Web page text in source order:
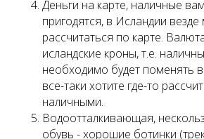
Деньги на карте, наличные
пригодятся, в Исландии
рассчитаться по карте.
исландские кроны, т.е.
необходимо будет поменять
все-таки хотите где-то
наличными.
Водоотталкивающая,
обувь - хорошие ботинки